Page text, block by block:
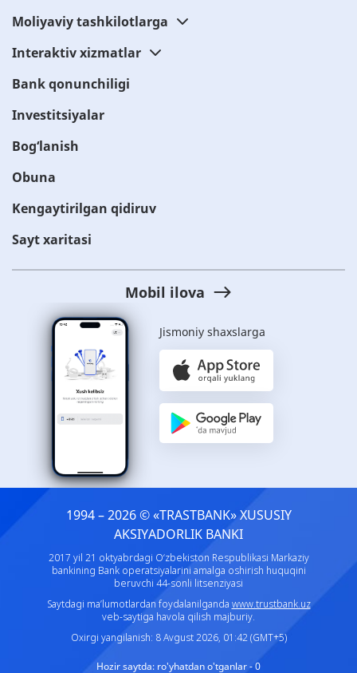
Moliyaviy tashkilotlarga
Interaktiv xizmatlar
Bank qonunchiligi
Investitsiyalar
Bog‘lanish
Obuna
Kengaytirilgan qidiruv
Sayt xaritasi
Mobil ilova
Jismoniy shaxslarga
1994 – 2026 © «TRASTBANK» ХUSUSIY
AKSIYADORLIK BANKI
2017 yil 21 oktyabrdagi O‘zbekiston Respublikasi Markaziy
bankining Bank operatsiyalarini amalga oshirish huquqini
beruvchi 44-sonli litsenziyasi
Saytdagi ma’lumotlardan foydalanilganda www.trustbank.uz
veb-saytiga havola qilish majburiy.
Oxirgi yangilanish: 8 Avgust 2026, 01:42 (GMT+5)
Hozir saytda: ro'yhatdan o'tganlar - 0